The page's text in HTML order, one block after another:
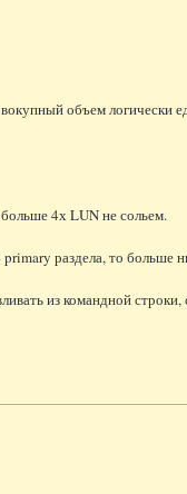
объем логически
4х LUN не сольем.
раздела, то больше
из командной